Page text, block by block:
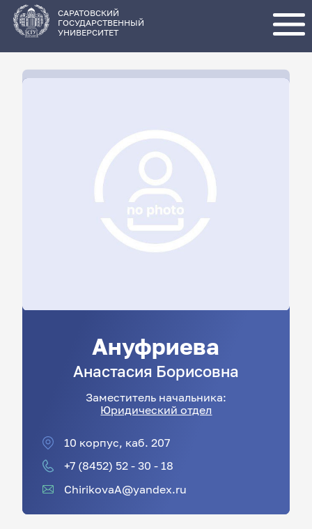
основному
содержанию
САРАТОВСКИЙ
ГОСУДАРСТВЕННЫЙ
УНИВЕРСИТЕТ
Ануфриева
Анастасия Борисовна
Заместитель начальника:
Юридический отдел
10 корпус, каб. 207
+7 (8452) 52 - 30 - 18
ChirikovaA@yandex.ru